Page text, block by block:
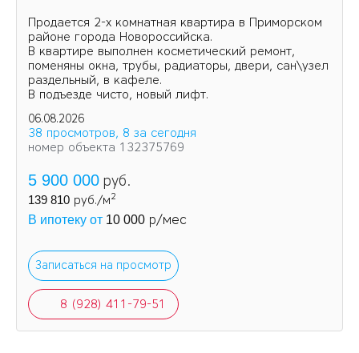
Продается 2-х комнатная квартира в Приморском
районе города Новороссийска.
В квартире выполнен косметический ремонт,
поменяны окна, трубы, радиаторы, двери, сан\узел
раздельный, в кафеле.
В подъезде чисто, новый лифт.
06.08.2026
38 просмотров, 8 за сегодня
номер объекта 132375769
5 900 000 руб.
139 810 руб./м2
В ипотеку от 10 000 р/мес
Записаться на просмотр
8 (928) 411-79-51